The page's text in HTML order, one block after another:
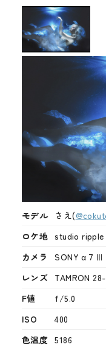
モデル さえ(
ロケ地 studio ripple
カメラ
SONY α７Ⅲ
レンズ TAMRON
F値
f/5.0
ISO
400
色温度 5186